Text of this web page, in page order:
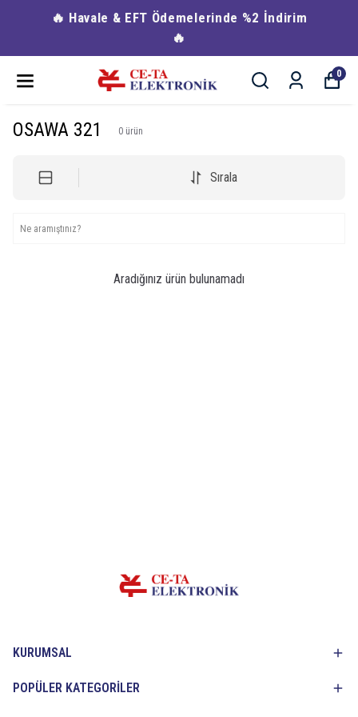
🔥 Havale & EFT Ödemelerinde %2 İndirim
🔥
0
OSAWA 321 0 ürün
Sırala
Aradığınız ürün bulunamadı
KURUMSAL
POPÜLER KATEGORİLER